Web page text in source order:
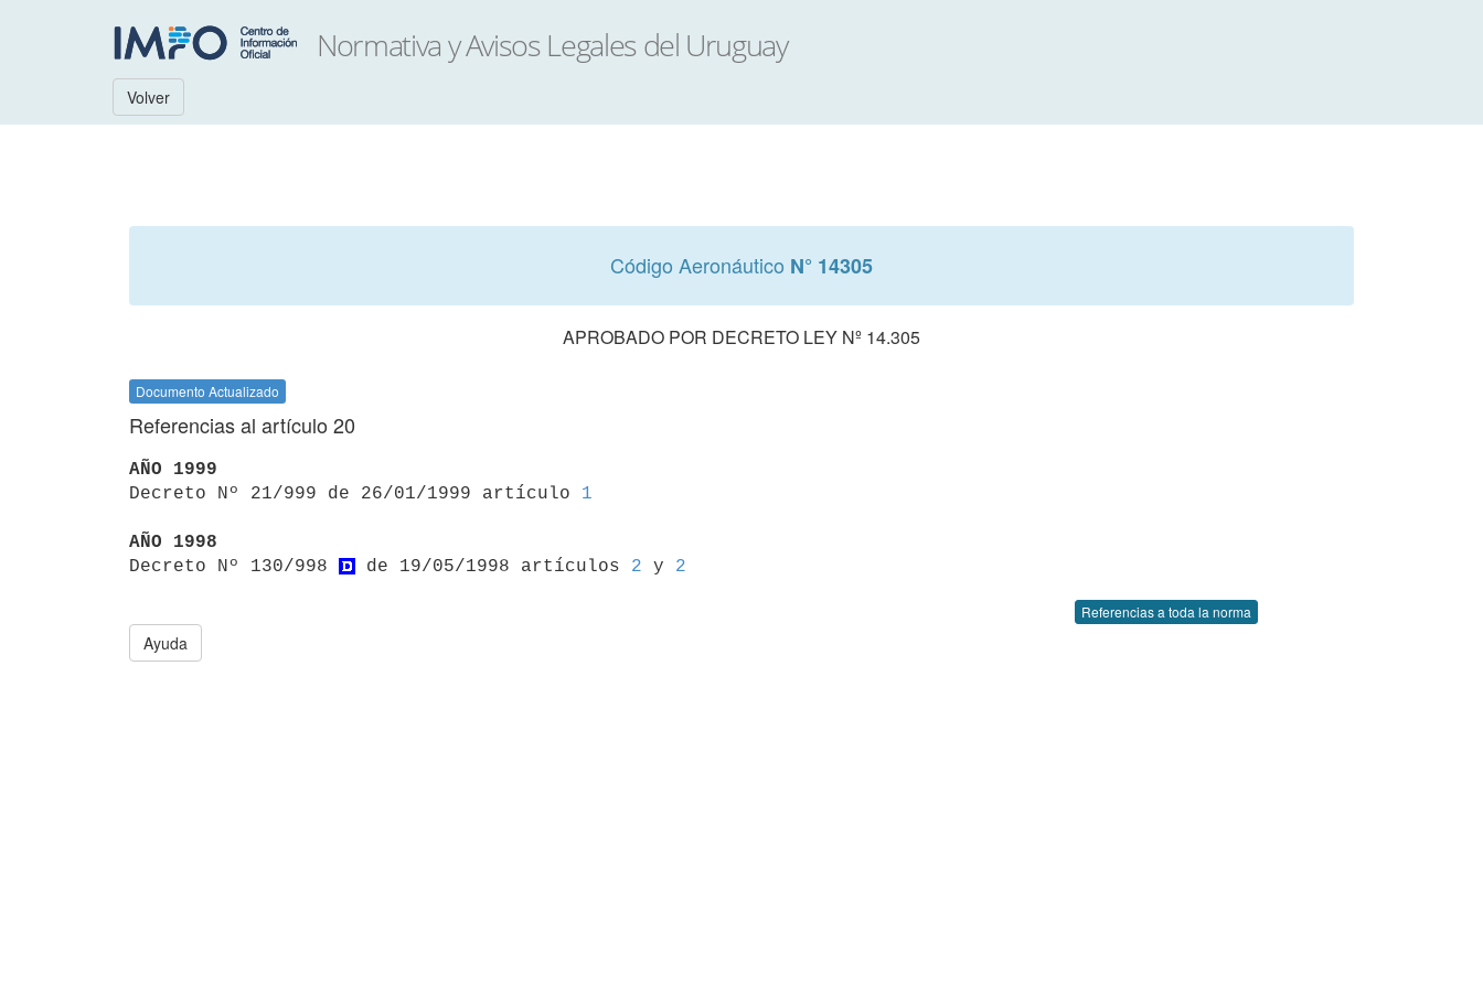
Volver
Código Aeronáutico N° 14305
APROBADO POR DECRETO LEY Nº 14.305
Documento Actualizado
Referencias al artículo 20
AÑO 1999
Decreto Nº 21/999 de 26/01/1999 artículo 1
AÑO 1998
Decreto Nº 130/998
de 19/05/1998 artículos 2 y 2
Referencias a toda la norma
Ayuda